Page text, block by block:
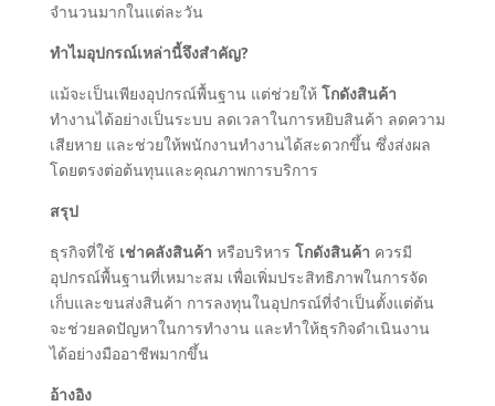
จำนวนมากในแต่ละวัน
ทำไมอุปกรณ์เหล่านี้จึงสำคัญ?
แม้จะเป็นเพียงอุปกรณ์พื้นฐาน แต่ช่วยให้ โกดังสินค้า
ทำงานได้อย่างเป็นระบบ ลดเวลาในการหยิบสินค้า ลดความ
เสียหาย และช่วยให้พนักงานทำงานได้สะดวกขึ้น ซึ่งส่งผล
โดยตรงต่อต้นทุนและคุณภาพการบริการ
สรุป
ธุรกิจที่ใช้ เช่าคลังสินค้า หรือบริหาร โกดังสินค้า ควรมี
อุปกรณ์พื้นฐานที่เหมาะสม เพื่อเพิ่มประสิทธิภาพในการจัด
เก็บและขนส่งสินค้า การลงทุนในอุปกรณ์ที่จำเป็นตั้งแต่ต้น
จะช่วยลดปัญหาในการทำงาน และทำให้ธุรกิจดำเนินงาน
ได้อย่างมืออาชีพมากขึ้น
อ้างอิง